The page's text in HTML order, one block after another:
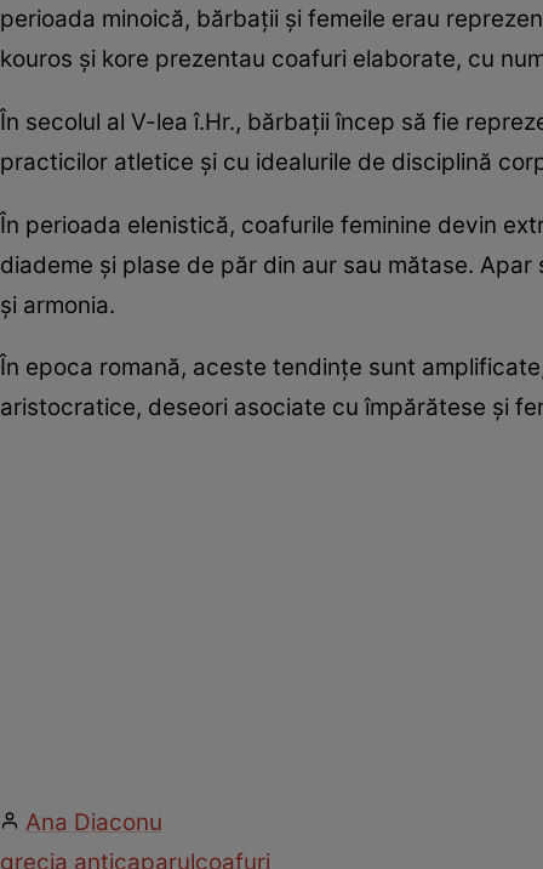
perioada minoică, bărbații și femeile erau
kouros și kore prezentau coafuri elaborate, cu
În secolul al V-lea î.Hr., bărbații încep să fie
practicilor atletice și cu idealurile de disciplină
În perioada elenistică, coafurile feminine devin
diademe și plase de păr din aur sau mătase.
și armonia.
În epoca romană, aceste tendințe sunt
aristocratice, deseori asociate cu împărătese și
Ana Diaconu
grecia anticaparulcoafuri